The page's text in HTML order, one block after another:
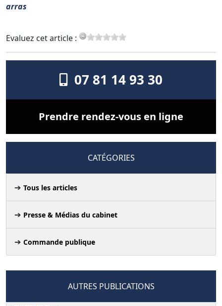
arras
Evaluez cet article :
07 81 14 93 30
Prendre rendez-vous en ligne
CATÉGORIES
Tous les articles
Presse & Médias du cabinet
Commande publique
AUTRES PUBLICATIONS